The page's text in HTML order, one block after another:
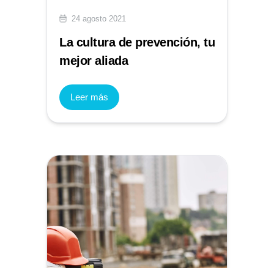
24 agosto 2021
La cultura de prevención, tu
mejor aliada
Leer más